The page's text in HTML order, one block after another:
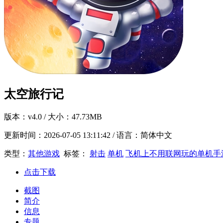
太空旅行记
版本： v4.0 / 大小：47.73MB
更新时间： 2026-07-05 13:11:42 / 语言：简体中文
类型： 其他游戏 标签： 射击 单机 飞机上不用联网玩的单机手
点击下载
截图
简介
信息